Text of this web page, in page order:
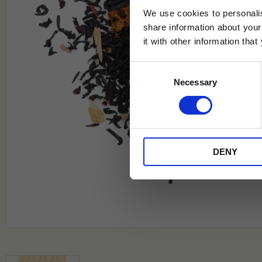
We use cookies to
share information about
it with other information that
Selection
Necessary
DENY
Jag samtycker till Tehuset Javas
* Rabatten gäller endast online på
på ordinarie priser och kan ej